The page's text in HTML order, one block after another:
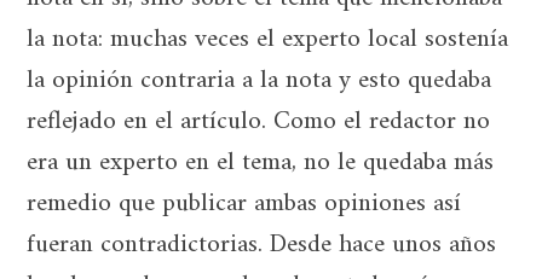
la nota: muchas veces el experto local sostenía
la opinión contraria a la nota y esto quedaba
reflejado en el artículo. Como el redactor no
era un experto en el tema, no le quedaba más
remedio que publicar ambas opiniones así
fueran contradictorias. Desde hace unos años